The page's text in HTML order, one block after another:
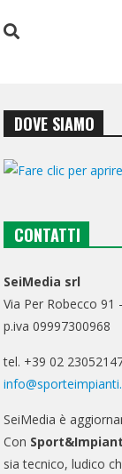
DOVE SIAMO
CONTATTI
SeiMedia srl
Via Per Robecco
p.iva 09997300968
tel. +39 02
SeiMedia è
Con
sia tecnico, ludico